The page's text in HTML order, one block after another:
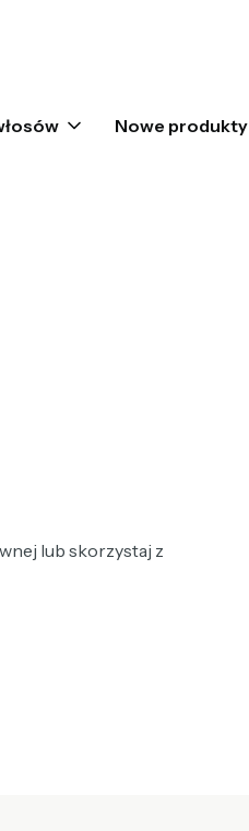
0. Zobacz szczegóły
Nowe produkty
lub skorzystaj z